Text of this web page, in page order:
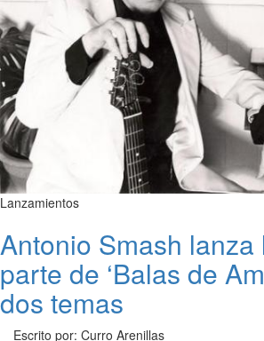
Lanzamientos
Antonio Smash lanza
parte de ‘Balas de
dos temas
Escrito por: Curro Arenillas